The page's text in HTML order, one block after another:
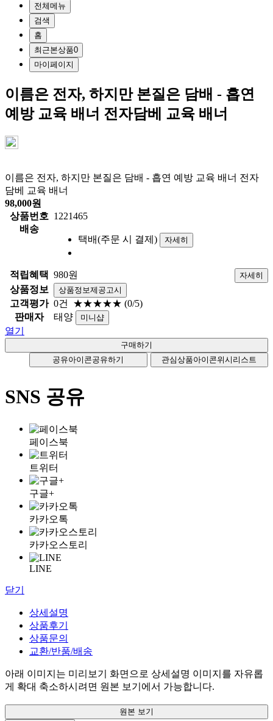
전체메뉴
검색
홈
최근본상품0
마이페이지
이름은 전자, 하지만 본질은 담배 - 흡연
예방 교육 배너 전자담베 교육 배너
이름은 전자, 하지만 본질은 담배 - 흡연 예방 교육 배너 전자
담베 교육 배너
98,000원
상품번호 1221465
배송
택배(주문 시 결제)
자세히
적립혜택 980원 자세히
상품정보 상품정보제공고시
고객평가 0건 ★★★★★ (0/5)
판매자
태양 미니샵
열기
공유아이콘공유하기 관심상품아이콘위시리스트
SNS 공유
페이스북
트위터
구글+
카카오톡
카카오스토리
LINE
닫기
상세설명
상품후기
상품문의
교환/반품/배송
아래 이미지는 미리보기 화면으로 상세설명 이미지를 자유롭
게 확대 축소하시려면 원본 보기에서 가능합니다.
원본 보기